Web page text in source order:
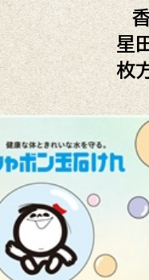
星
枚